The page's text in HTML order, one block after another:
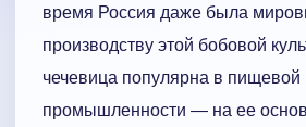
время Россия даже была
производству этой бобовой
чечевица популярна в пищевой
промышленности — на ее